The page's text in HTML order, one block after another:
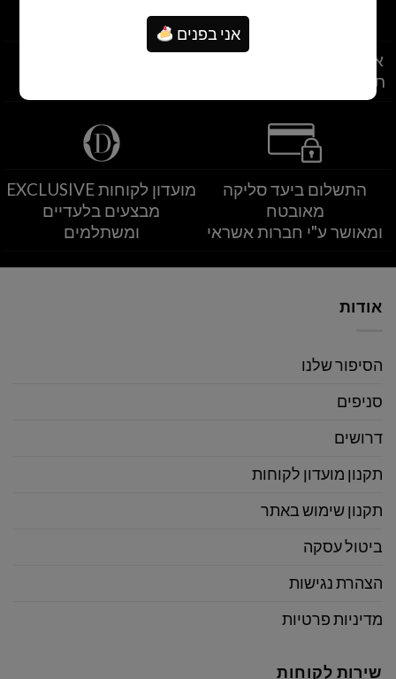
איסוף עצמי מסניפי הרשת
תוך שעתיים מרגע ההזמנה
התשלום ביעד סליקה
מאובטח
ומאושר ע"י חברות אשראי
מועדון לקוחות EXCLUSIVE
מבצעים בלעדיים
ומשתלמים
אודות
הסיפור שלנו
סניפים
דרושים
תקנון מועדון לקוחות
תקנון שימוש באתר
ביטול עסקה
הצהרת נגישות
מדיניות פרטיות
שירות לקוחות
אני בפנים